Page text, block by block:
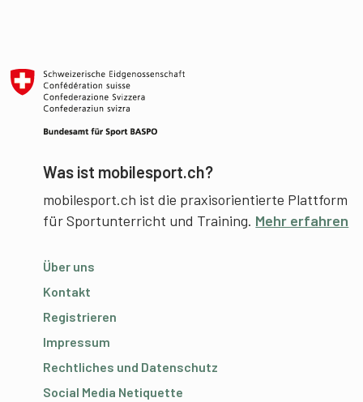
Was ist mobilesport.ch?
mobilesport.ch ist die praxisorientierte Plattform
für Sportunterricht und Training. Mehr erfahren
Über uns
Kontakt
Registrieren
Impressum
Rechtliches und Datenschutz
Social Media Netiquette